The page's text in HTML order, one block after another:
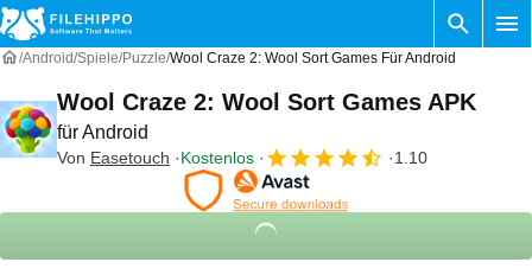
Android Spiele Puzzle Wool Craze 2: Wool Sort Games Für Android
Wool Craze 2: Wool Sort Games APK
für Android
Von Easetouch Kostenlos 1.10